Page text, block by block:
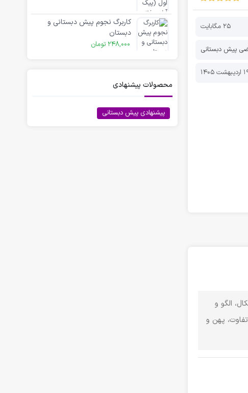
25 مگابایت
پیش دبستانی
1405
بندی اشکال، الگو و
پهن و
کاربرگ نجوم پیش دبستانی و
دبستان
248,000 تومان
محصولات پیشنهادی
پیشنهادی پیش دبستانی